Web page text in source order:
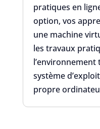
pratiques en
option, vos
une machine
les travaux
l’environnement
système
propre